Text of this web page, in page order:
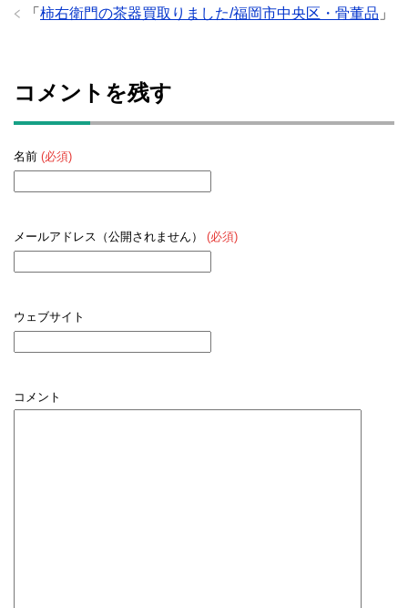
「 柿右衛門の茶器買取りました/福岡市中央区・骨董品 」
コメントを残す
名前 (必須)
メールアドレス（公開されません） (必須)
ウェブサイト
コメント